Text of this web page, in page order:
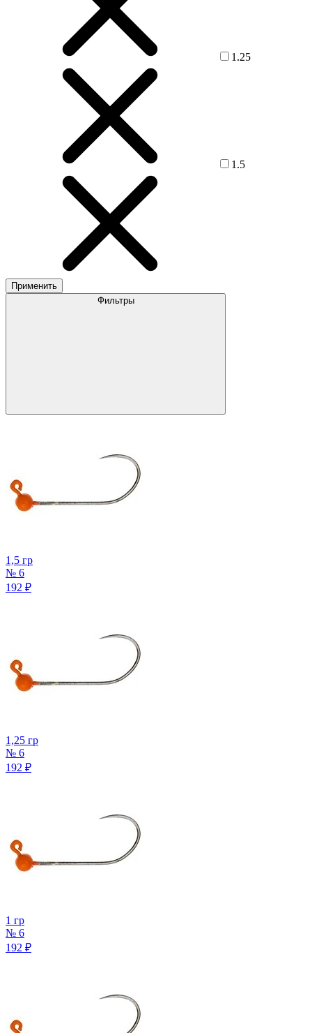
1.25
1.5
Применить
Фильтры
1,5 гр
№ 6
192 ₽
1,25 гр
№ 6
192 ₽
1 гр
№ 6
192 ₽